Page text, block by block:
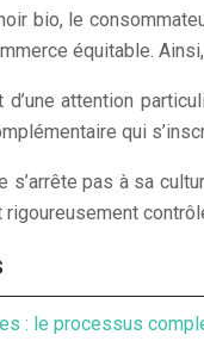
bio, le
équitable.
d’une attention
qui
s’arrête pas à sa
: le processus